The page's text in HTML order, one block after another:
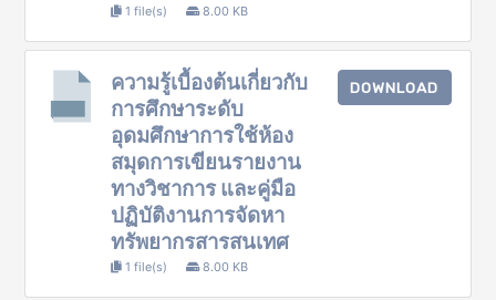
1 file(s) 8.00 KB
ความรู้เบื้องต้นเกี่ยวกับ
การศึกษาระดับ
อุดมศึกษาการใช้ห้อง
สมุดการเขียนรายงาน
ทางวิชาการ และคู่มือ
ปฏิบัติงานการจัดหา
ทรัพยากรสารสนเทศ
1 file(s) 8.00 KB
DOWNLOAD